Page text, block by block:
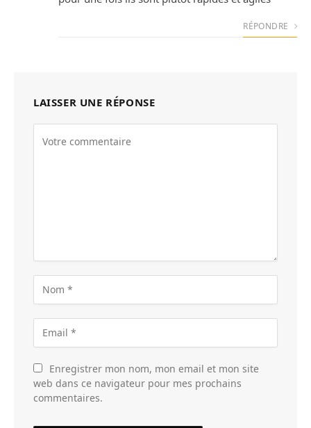
RÉPONDRE
LAISSER UNE RÉPONSE
Enregistrer mon nom, mon email et mon site
web dans ce navigateur pour mes prochains
commentaires.